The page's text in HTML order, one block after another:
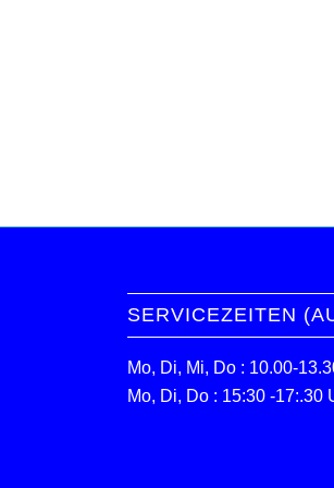
SERVICEZEITEN
Mo, Di, Mi, Do : 10.00-
Mo, Di, Do : 15:30 -17:.30